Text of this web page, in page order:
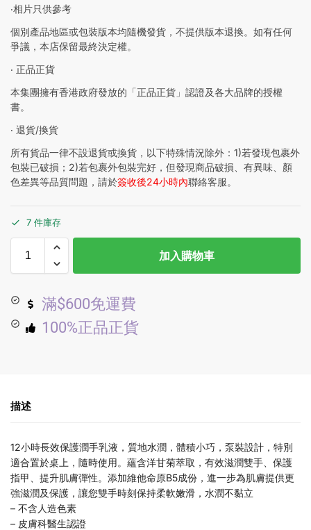
‧相片只供參考
個別產品地區或包裝版本均隨機發貨，不提供版本退換。如有任何
爭議，本店保留最終決定權。
‧ 正品正貨
本集團擁有香港政府發放的「正品正貨」認證及各大品牌的授權
書。
‧ 退貨/換貨
所有貨品一律不設退貨或換貨，以下特殊情況除外：1)若發現包裹外
包裝已破損；2)若包裹外包裝完好，但發現商品破損、有異味、顏
色差異等品質問題，請於簽收後24小時內聯絡客服。
7 件庫存
加入購物車
滿$600免運費
100%正品正貨
描述
12小時長效保護潤手乳液，質地水潤，體積小巧，泵裝設計，特別
適合置於桌上，隨時使用。蘊含洋甘菊萃取，有效滋潤雙手、保護
指甲、提升肌膚彈性。添加維他命原B5成份，進一步為肌膚提供更
強滋潤及保護，讓您雙手時刻保持柔軟嫩滑，水潤不黏立
– 不含人造色素
– 皮膚科醫生認證